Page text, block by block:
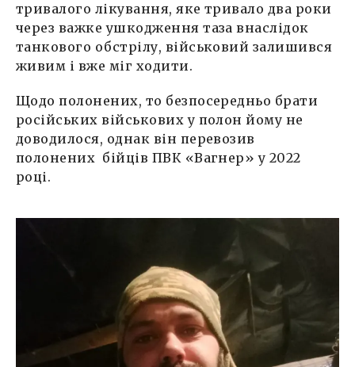
тривалого лікування, яке тривало два роки
через важке ушкодження таза внаслідок
танкового обстрілу, військовий залишився
живим і вже міг ходити.
Щодо полонених, то безпосередньо брати
російських військових у полон йому не
доводилося, однак він перевозив
полонених бійців ПВК «Вагнер» у 2022
році.